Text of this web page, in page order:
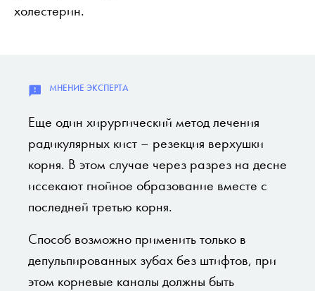
холестерин.
Еще один хирургический метод лечения
радикулярных кист – резекция верхушки
корня. В этом случае через разрез на десне
иссекают гнойное образование вместе с
последней третью корня.
Способ возможно применить только в
депульпированных зубах без штифтов, при
этом корневые каналы должны быть